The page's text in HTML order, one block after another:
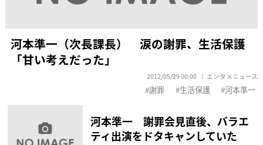
河本準一（次長課長） 涙の謝罪、生活保護
「甘い考えだった」
2012/05/29 00:00 エンタメニュース
謝罪 生活保護 河本準一
河本準一 謝罪会見直後、バラエ
ティ出演をドタキャンしていた